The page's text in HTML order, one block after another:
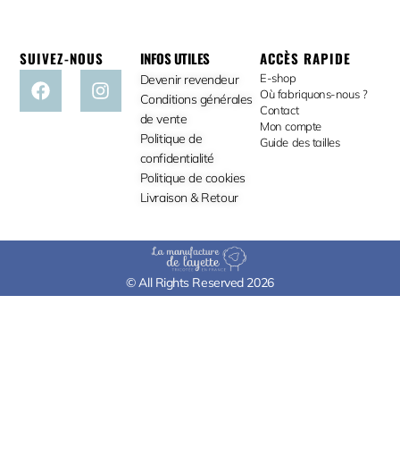
SUIVEZ-NOUS INFOS UTILES
Devenir revendeur
Conditions générales
de vente
Politique de
confidentialité
Politique de cookies
Livraison & Retour
ACCÈS RAPIDE
E-shop
Où fabriquons-nous ?
Contact
Mon compte
Guide des tailles
© All Rights Reserved 2026